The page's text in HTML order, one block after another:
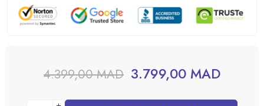
4.399,00MAD 3.799,00 MAD